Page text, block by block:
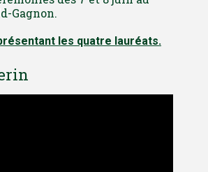
Gagnon.
les quatre lauréats.